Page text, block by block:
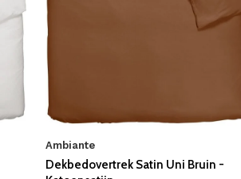
Ambiante
Dekbedovertrek Satin Uni Bruin -